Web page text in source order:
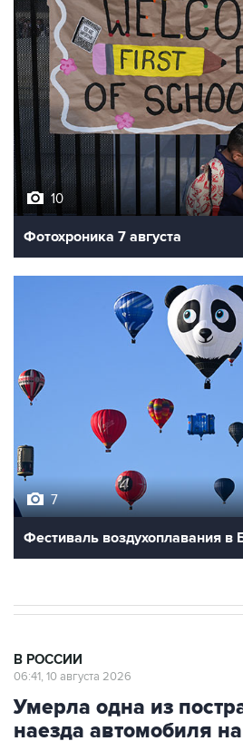
10
Фотохроника 7 августа
Фестиваль воздухоплавания в
Умерла одна из
наезда автомобиля
в Омске